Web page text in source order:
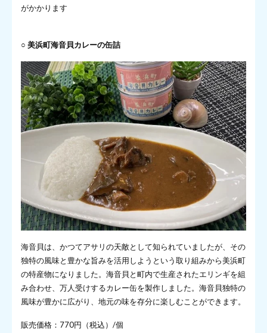
がかかります
○ 美浜町海音貝カレーの缶詰
海音貝は、かつてアサリの天敵として知られていましたが、その
独特の風味と豊かな旨みを活用しようという取り組みから美浜町
の特産物になりました。海音貝と町内で生産されたエリンギを組
み合わせ、万人受けするカレー缶を製作しました。海音貝独特の
風味が豊かに広がり、地元の味を存分に楽しむことができます。
販売価格：770円（税込）/個